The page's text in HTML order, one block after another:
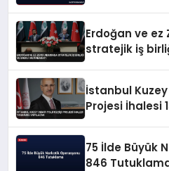
Erdoğan ve ez
stratejik iş
İstanbul
Projesi İhalesi
75 İlde Büyük
846